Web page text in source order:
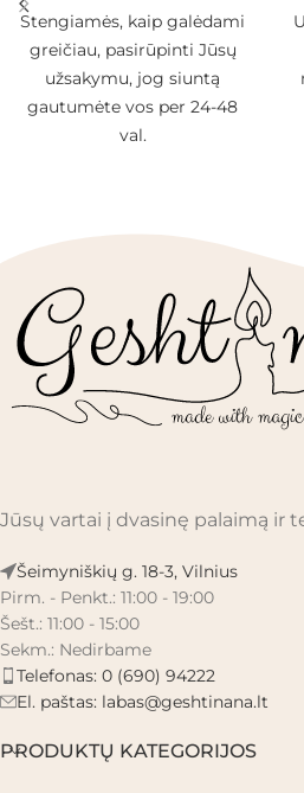
Stengiamės, kaip galėdami
greičiau, pasirūpinti Jūsų
užsakymu, jog siuntą
gautumėte vos per 24-48
val.
Jūsų vartai į dvasinę palaimą ir
Šeimyniškių g. 18-3, Vilnius
Pirm. - Penkt.: 11:00 - 19:00
Šešt.: 11:00 - 15:00
Sekm.: Nedirbame
Telefonas: 0 (690) 94222
El. paštas: labas@geshtinana.lt
PRODUKTŲ KATEGORIJOS